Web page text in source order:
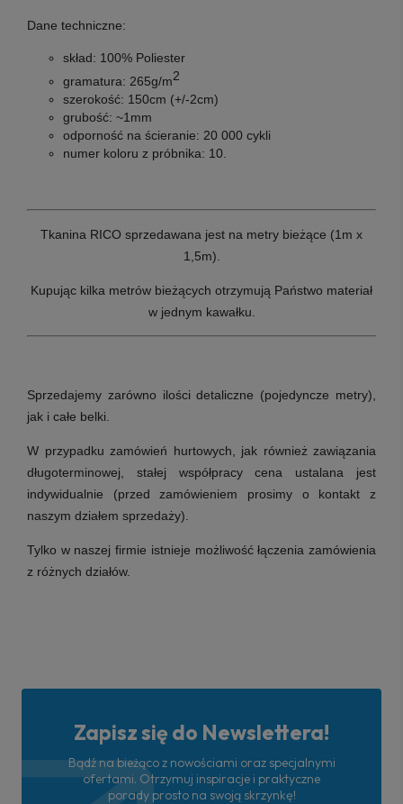
Dane techniczne:
skład: 100% Poliester
gramatura: 265g/m2
szerokość: 150cm (+/-2cm)
grubość: ~1mm
odporność na ścieranie: 20 000 cykli
numer koloru z próbnika: 10.
Tkanina RICO sprzedawana jest na metry bieżące (1m x
1,5m).
Kupując kilka metrów bieżących otrzymują Państwo materiał
w jednym kawałku.
Sprzedajemy zarówno ilości detaliczne (pojedyncze metry),
jak i całe belki.
W przypadku zamówień hurtowych, jak również zawiązania
długoterminowej, stałej współpracy cena ustalana jest
indywidualnie (przed zamówieniem prosimy o kontakt z
naszym działem sprzedaży).
Tylko w naszej firmie istnieje możliwość łączenia zamówienia
z różnych działów.
Zapisz się do Newslettera!
Bądź na bieżąco z nowościami oraz specjalnymi
ofertami. Otrzymuj inspiracje i praktyczne
porady prosto na swoją skrzynkę!